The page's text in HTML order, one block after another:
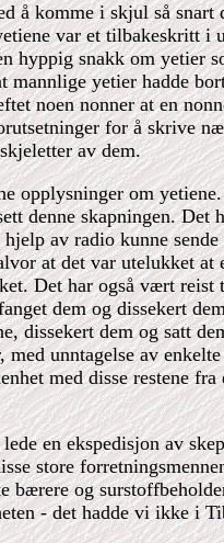
å komme i skjul så
var et tilbakeskritt i
hyppig snakk om yetier
yetier hadde
noen nonner at en
for å skrive
av dem.
opplysninger om
denne skapningen. Det
av radio kunne
at det var utelukket at
Det har også vært reist
dem og dissekert
dissekert dem og satt
unntagelse av
med disse restene
en ekspedisjon av
store
bærere og
- det hadde vi ikke i